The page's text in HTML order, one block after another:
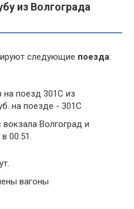
из Волгограда
следующие поезда:
на поезд 301С из
на поезде - 301С
вокзала Волгоград и
00:51.
вагоны